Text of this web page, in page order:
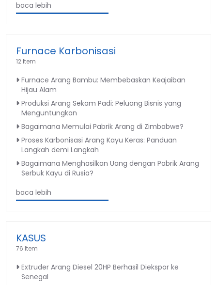
baca lebih
Furnace Karbonisasi
12 Item
Furnace Arang Bambu: Membebaskan Keajaiban
Hijau Alam
Produksi Arang Sekam Padi: Peluang Bisnis yang
Menguntungkan
Bagaimana Memulai Pabrik Arang di Zimbabwe?
Proses Karbonisasi Arang Kayu Keras: Panduan
Langkah demi Langkah
Bagaimana Menghasilkan Uang dengan Pabrik Arang
Serbuk Kayu di Rusia?
baca lebih
KASUS
76 Item
Extruder Arang Diesel 20HP Berhasil Diekspor ke
Senegal